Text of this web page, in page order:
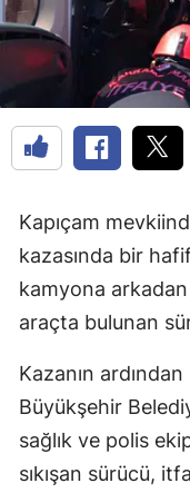
Kapıçam
kazasında bir
kamyona
araçta bulunan
Kazanın
Büyükşehir
sağlık ve polis
sıkışan sürücü,